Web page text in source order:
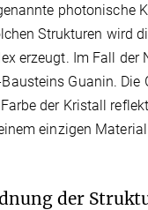
photonische
Strukturen wird
erzeugt. Im Fall der
Guanin.
der Kristall
einzigen
der